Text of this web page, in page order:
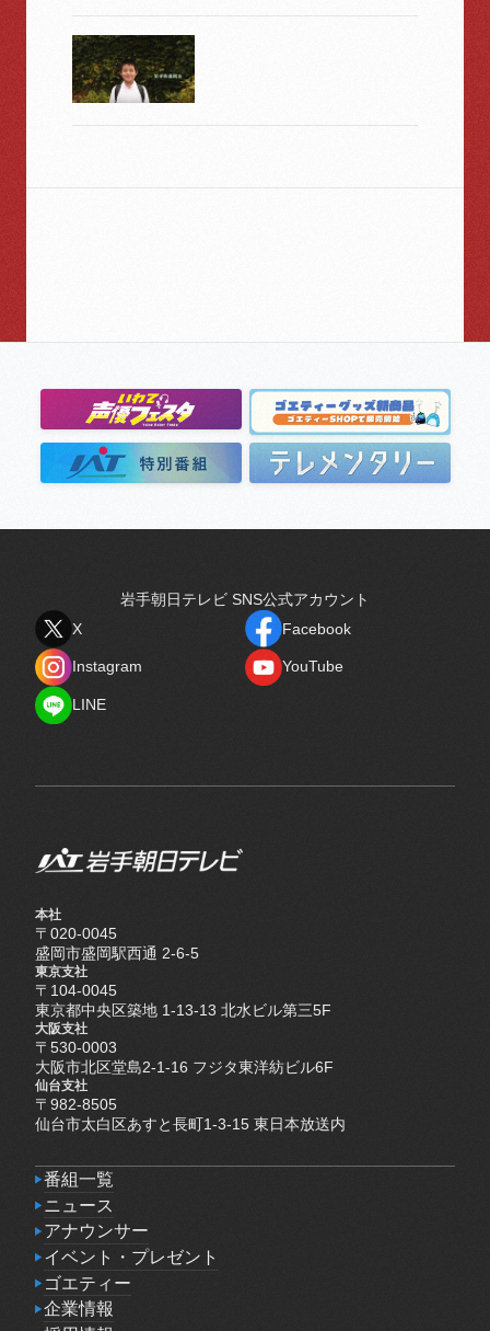
岩手朝日テレビ SNS公式アカウント
X
Facebook
Instagram
YouTube
LINE
本社
〒020-0045
盛岡市盛岡駅西通 2-6-5
東京支社
〒104-0045
東京都中央区築地 1-13-13 北水ビル第三5F
大阪支社
〒530-0003
大阪市北区堂島2-1-16 フジタ東洋紡ビル6F
仙台支社
〒982-8505
仙台市太白区あすと長町1-3-15 東日本放送内
番組一覧
番組一覧
ニュース
ニュース
アナウンサー
アナウンサー
イベント・プレゼント
イベント・プレゼント
ゴエティー
ゴエティー
企業情報